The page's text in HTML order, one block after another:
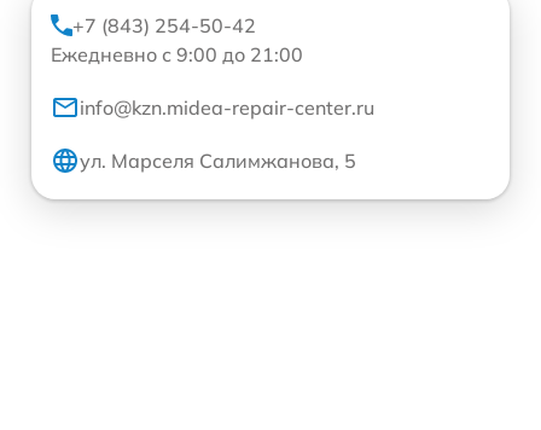
+7 (843) 254-50-42
Ежедневно с 9:00 до 21:00
info@kzn.midea-repair-center.ru
ул. Марселя Салимжанова, 5